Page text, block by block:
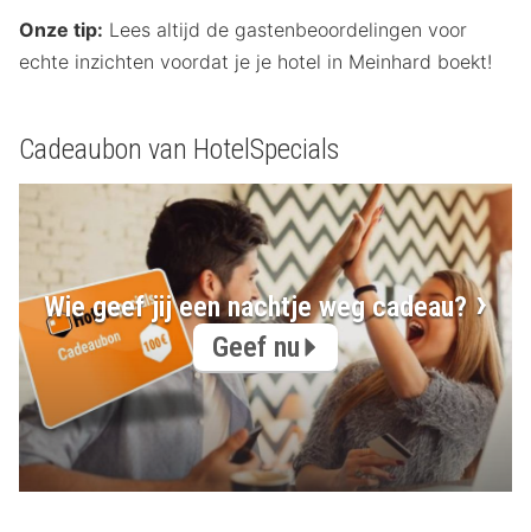
Onze tip: Lees altijd de gastenbeoordelingen voor
echte inzichten voordat je je hotel in Meinhard boekt!
Cadeaubon van HotelSpecials
Wie geef jij een nachtje weg cadeau?
Geef nu